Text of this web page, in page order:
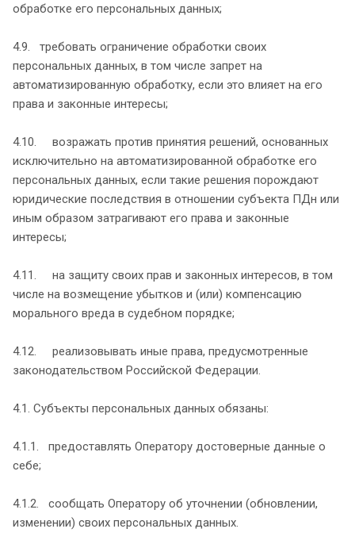
обработке его персональных данных;
4.9. требовать ограничение обработки своих
персональных данных, в том числе запрет на
автоматизированную обработку, если это влияет на его
права и законные интересы;
4.10. возражать против принятия решений, основанных
исключительно на автоматизированной обработке его
персональных данных, если такие решения порождают
юридические последствия в отношении субъекта ПДн или
иным образом затрагивают его права и законные
интересы;
4.11. на защиту своих прав и законных интересов, в том
числе на возмещение убытков и (или) компенсацию
морального вреда в судебном порядке;
4.12. реализовывать иные права, предусмотренные
законодательством Российской Федерации.
4.1. Субъекты персональных данных обязаны:
4.1.1. предоставлять Оператору достоверные данные о
себе;
4.1.2. сообщать Оператору об уточнении (обновлении,
изменении) своих персональных данных.